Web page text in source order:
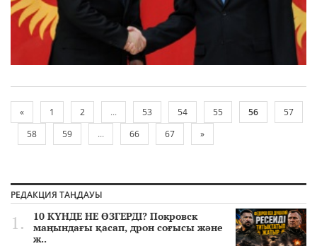
« 1 2 ... 53 54 55 56
57
58
59 ... 66 67 »
РЕДАКЦИЯ ТАҢДАУЫ
10 КҮНДЕ НЕ ӨЗГЕРДІ? Покровск
маңындағы қасап, дрон соғысы және
ж..